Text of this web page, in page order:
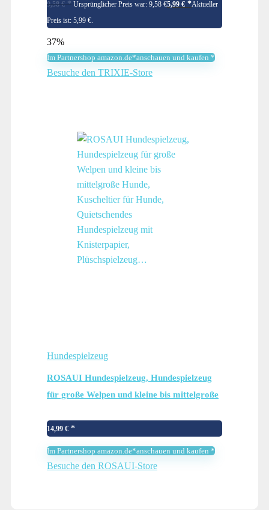
9,58 € Ursprünglicher Preis war: 9,58 €5,99 €
Aktueller
Preis ist: 5,99 €.
37%
Im Partnershop amazon.de*anschauen und kaufen *
Besuche den TRIXIE-Store
Hundespielzeug
ROSAUI Hundespielzeug, Hundespielzeug
für große Welpen und kleine bis mittelgroße
Quietschendes Hundespielzeug mit
Knisterpapier, Plüschspielzeug…
14,99 €
Im Partnershop amazon.de*anschauen und kaufen *
Besuche den ROSAUI-Store